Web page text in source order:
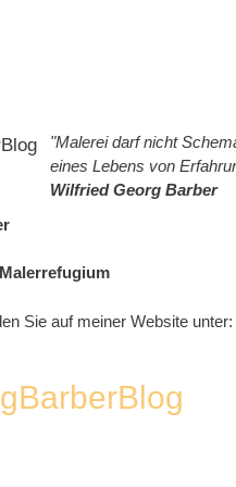
"Malerei darf nicht
eines Lebens von
Wilfried Georg Barber
Sie auf meiner Website unter: